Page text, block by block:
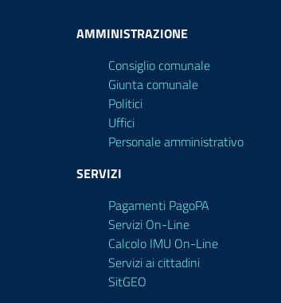
AMMINISTRAZIONE
Consiglio comunale
Giunta comunale
Politici
Uffici
Personale amministrativo
SERVIZI
Pagamenti PagoPA
Servizi On-Line
Calcolo IMU On-Line
Servizi ai cittadini
SitGEO